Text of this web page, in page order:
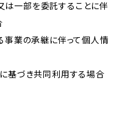
一部を委託することに伴
事業の承継に伴って個人情
基づき共同利用する場合